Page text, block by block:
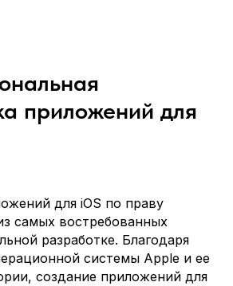
приложений для
для iOS по праву
самых востребованных
разработке. Благодаря
системы Apple и ее
создание приложений для